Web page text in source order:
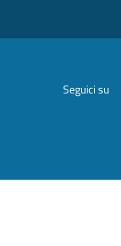
Seguici su